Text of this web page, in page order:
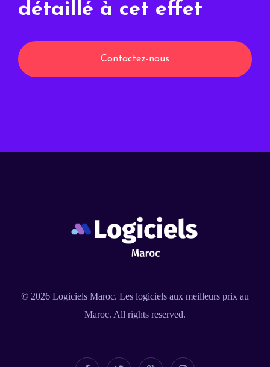
détaillé à cet effet
Contactez-nous
© 2026 Logiciels Maroc. Les logiciels aux meilleurs prix au
Maroc. All rights reserved.